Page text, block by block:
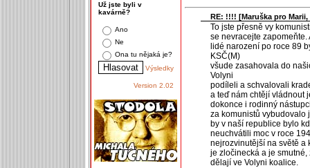
Už jste byli v
kavárně?
Ano
Ne
Ona tu nějaká je?
Výsledky
Version 2.02
RE: !!!! [Maruška pro Marii,
To jste přesně vy
se nevracejte zapomeňte.
lidé narození po roce 89
KSČ(M)
všude zasahovala do
Volyni
podíleli a schvalovali
a teď nám chtějí vládnout
dokonce i rodinný
za komunistů vybudovalo
by v naší republice bylo
neuchvátili moc v roce
nejrozvinutější na světě a
je zločinecká a je smutné,
dělají ve Volyni koalice.